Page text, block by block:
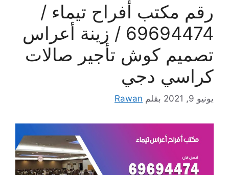
رقم مكتب أفراح تيماء /
69694474 / زينة أعراس
تصميم كوش تأجير صالات
كراسي دجي
يونيو 9, 2021 بقلم Rawan